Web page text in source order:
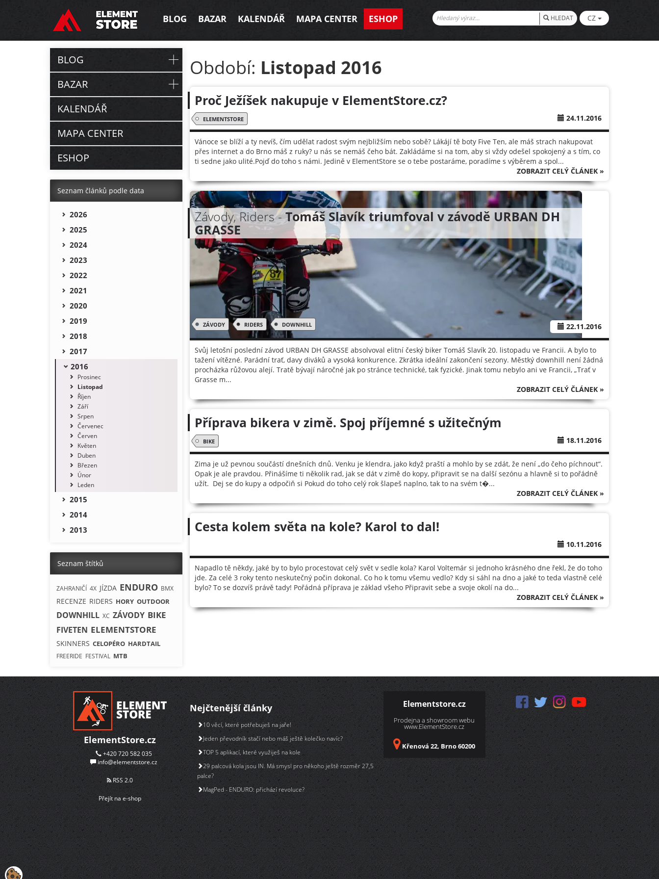
BLOG BAZAR KALENDÁŘ MAPA CENTER ESHOP HLEDAT CZ
Období: Listopad 2016
Proč Ježíšek nakupuje v ElementStore.cz?
ELEMENTSTORE 24.11.2016
Vánoce se blíží a ty nevíš, čím udělat radost svým nejbližším nebo sobě? Lákájí tě boty Five Ten, ale máš strach nakupovat
přes internet a do Brno máš z ruky? u nás se nemáš čeho bát. Zakládáme si na tom, aby si vždy odešel spokojený a s tím, co
ti sedne jako ulité.Pojď do toho s námi. Jedině v ElementStore se o tebe postaráme, poradíme s výběrem a spol...
ZOBRAZIT CELÝ ČLÁNEK »
Závody, Riders -Tomáš Slavík triumfoval v závodě URBAN DH
GRASSE
ZÁVODY RIDERS DOWNHILL 22.11.2016
Svůj letošní poslední závod URBAN DH GRASSE absolvoval elitní český biker Tomáš Slavík 20. listopadu ve Francii. A bylo to
tažení vítězné. Parádní trať, davy diváků a vysoká konkurence. Zkrátka ideální zakončení sezony. Městký downhill není žádná
procházka růžovou alejí. Tratě bývají náročné jak po stránce technické, tak fyzické. Jinak tomu nebylo ani ve Francii, „Trať v
Grasse m...
ZOBRAZIT CELÝ ČLÁNEK »
Příprava bikera v zimě. Spoj příjemné s užitečným
BIKE 18.11.2016
Zima je už pevnou součástí dnešních dnů. Venku je klendra, jako když praští a mohlo by se zdát, že není „do čeho píchnout“.
Opak je ale pravdou. Přinášíme ti několik rad, jak se dát v zimě do kopy, připravit se na další sezónu a hlavně si to pořádně
užít. Dej se do kupy a odpočiň si Pokud do toho celý rok šlapeš naplno, tak to na svém t�...
ZOBRAZIT CELÝ ČLÁNEK »
Cesta kolem světa na kole? Karol to dal!
10.11.2016
Napadlo tě někdy, jaké by to bylo procestovat celý svět v sedle kola? Karol Voltemár si jednoho krásného dne řekl, že do toho
jde. Za celé 3 roky tento neskutečný počin dokonal. Co ho k tomu všemu vedlo? Kdy si sáhl na dno a jaké to teda vlastně celé
bylo? To se dozvíš právě tady! Pořádná příprava je základ všeho Připravit sebe a svoje okolí na do...
ZOBRAZIT CELÝ ČLÁNEK »
BLOG
BAZAR
KALENDÁŘ
MAPA CENTER
ESHOP
Seznam článků podle data
2026
2025
2024
2023
2022
2021
2020
2019
2018
2017
2016
Prosinec
Listopad
Říjen
Září
Srpen
Červenec
Červen
Květen
Duben
Březen
Únor
Leden
2015
2014
2013
Seznam štítků
ZAHRANIČÍ 4X JÍZDA ENDURO BMX
RECENZE RIDERS HORY OUTDOOR
DOWNHILL XC ZÁVODY BIKE
FIVETEN ELEMENTSTORE
SKINNERS CELOPÉRO HARDTAIL
FREERIDE FESTIVAL MTB
ElementStore.cz
+420 720 582 035
info@elementstore.cz
RSS 2.0
Přejít na e-shop
Nejčtenější články
10 věcí, které potřebuješ na jaře!
Jeden převodník stačí nebo máš ještě kolečko navíc?
TOP 5 aplikací, které využiješ na kole
29 palcová kola jsou IN. Má smysl pro někoho ještě rozměr 27,5
palce?
MagPed - ENDURO: přichází revoluce?
Elementstore.cz
Prodejna a showroom webu
www.ElementStore.cz
Křenová 22, Brno 60200